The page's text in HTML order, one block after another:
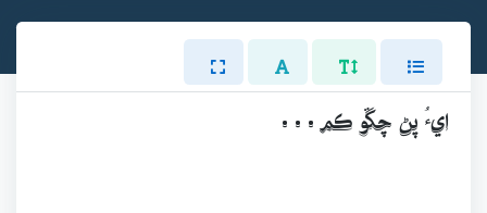
ايءُ پڻ چڱو ڪم . . .